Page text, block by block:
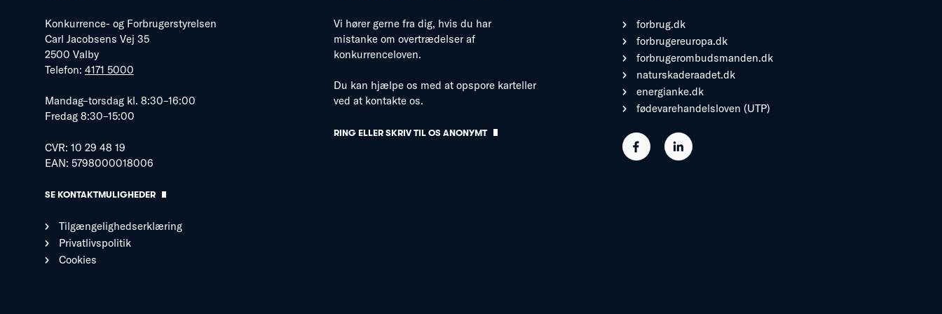
Konkurrence- og Forbrugerstyrelsen
Carl Jacobsens Vej 35
2500 Valby
Telefon: 4171 5000
Mandag–torsdag kl. 8:30–16:00
Fredag 8:30–15:00
CVR: 10 29 48 19
EAN: 5798000018006
SE KONTAKTMULIGHEDER
Tilgængelighedserklæring
Privatlivspolitik
Cookies
Vi hører gerne fra dig, hvis du har
mistanke om overtrædelser af
konkurrenceloven.
Du kan hjælpe os med at opspore karteller
ved at kontakte os.
RING ELLER SKRIV TIL OS ANONYMT
forbrug.dk
forbrugereuropa.dk
forbrugerombudsmanden.dk
naturskaderaadet.dk
energianke.dk
fødevarehandelsloven (UTP)